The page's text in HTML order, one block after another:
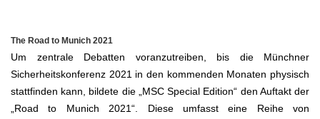
The Road to Munich 2021
Um zentrale Debatten voranzutreiben, bis die Münchner
Sicherheitskonferenz 2021 in den kommenden Monaten physisch
stattfinden kann, bildete die „MSC Special Edition“ den Auftakt der
„Road to Munich 2021“. Diese umfasst eine Reihe von